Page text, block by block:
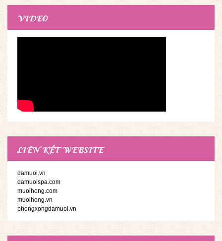
VIDEO
LIÊN KẾT WEBSITE
damuoi.vn
damuoispa.com
muoihong.com
muoihong.vn
phongxongdamuoi.vn